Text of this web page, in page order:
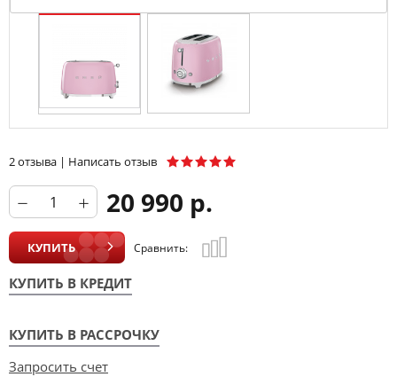
2 отзыва | Написать отзыв
20 990 р.
КУПИТЬ Сравнить:
КУПИТЬ В КРЕДИТ
КУПИТЬ В РАССРОЧКУ
Запросить счет